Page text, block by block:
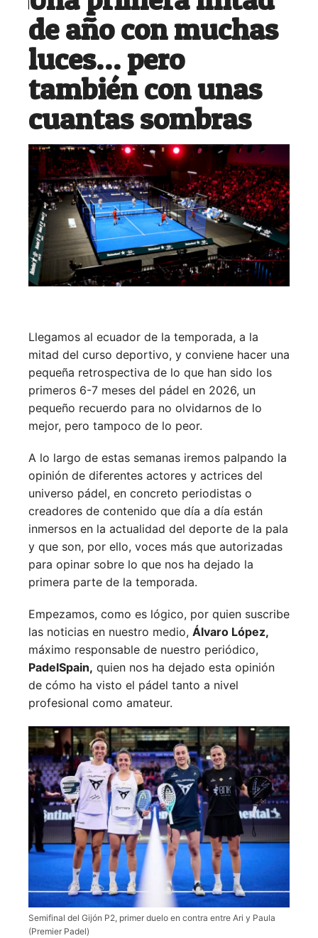
de año con muchas
luces… pero
también con unas
cuantas sombras
Llegamos al ecuador de la temporada, a la
mitad del curso deportivo, y conviene hacer una
pequeña retrospectiva de lo que han sido los
primeros 6-7 meses del pádel en 2026, un
pequeño recuerdo para no olvidarnos de lo
mejor, pero tampoco de lo peor.
A lo largo de estas semanas iremos palpando la
opinión de diferentes actores y actrices del
universo pádel, en concreto periodistas o
creadores de contenido que día a día están
inmersos en la actualidad del deporte de la pala
y que son, por ello, voces más que autorizadas
para opinar sobre lo que nos ha dejado la
primera parte de la temporada.
Empezamos, como es lógico, por quien suscribe
las noticias en nuestro medio, Álvaro López,
máximo responsable de nuestro periódico,
PadelSpain, quien nos ha dejado esta opinión
de cómo ha visto el pádel tanto a nivel
profesional como amateur.
Semifinal del Gijón P2, primer duelo en contra entre Ari y Paula
(Premier Padel)